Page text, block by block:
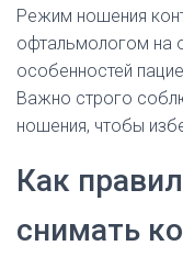
Режим ношения
офтальмологом на
особенностей
Важно строго
ношения, чтобы
Как
снимать